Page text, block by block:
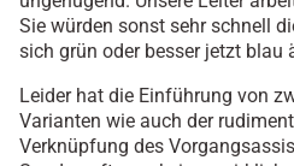
Sie würden sonst sehr schnell
sich grün oder besser jetzt blau
Leider hat die Einführung von
Varianten wie auch der
Verknüpfung des